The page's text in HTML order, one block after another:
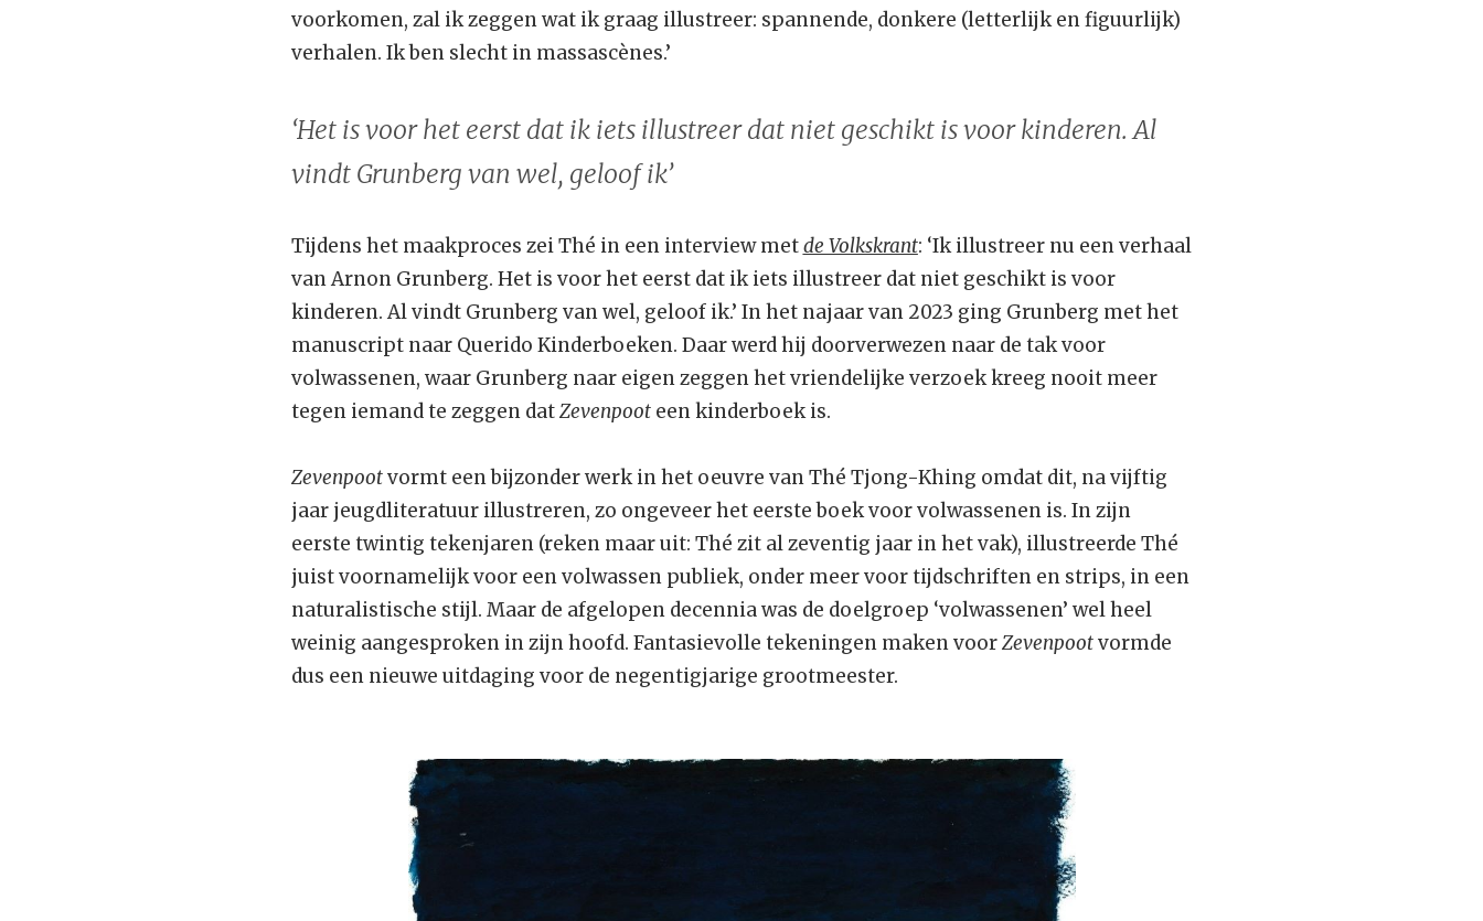
voorkomen, zal ik zeggen wat ik graag illustreer: spannende, donkere (letterlijk en figuurlijk)
verhalen. Ik ben slecht in massascènes.’
‘Het is voor het eerst dat ik iets illustreer dat niet geschikt is voor kinderen. Al
vindt Grunberg van wel, geloof ik’
Tijdens het maakproces zei Thé in een interview metde Volkskrant: ‘Ik illustreer nu een verhaal
van Arnon Grunberg. Het is voor het eerst dat ik iets illustreer dat niet geschikt is voor
kinderen. Al vindt Grunberg van wel, geloof ik.’ In het najaar van 2023 ging Grunberg met het
manuscript naar Querido Kinderboeken. Daar werd hij doorverwezen naar de tak voor
volwassenen, waar Grunberg naar eigen zeggen het vriendelijke verzoek kreeg nooit meer
tegen iemand te zeggen datZevenpooteen kinderboek is.
Zevenpootvormt een bijzonder werk in het oeuvre van Thé Tjong-Khing omdat dit, na vijftig
jaar jeugdliteratuur illustreren, zo ongeveer het eerste boek voor volwassenen is. In zijn
eerste twintig tekenjaren (reken maar uit: Thé zit al zeventig jaar in het vak), illustreerde Thé
juist voornamelijk voor een volwassen publiek, onder meer voor tijdschriften en strips, in een
naturalistische stijl. Maar de afgelopen decennia was de doelgroep ‘volwassenen’ wel heel
weinig aangesproken in zijn hoofd. Fantasievolle tekeningen maken voorZevenpootvormde
dus een nieuwe uitdaging voor de negentigjarige grootmeester.